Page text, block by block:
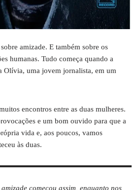
amizade. E também sobre os
humanas. Tudo começa quando a
Olívia, uma jovem jornalista, em um
encontros entre as duas mulheres.
e um bom ouvido para que a
vida e, aos poucos, vamos
às duas.
amizade começou assim, enquanto nos